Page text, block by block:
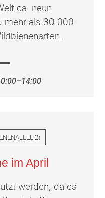
ca. neun
mehr als 30.000
2)
im April
werden, da es